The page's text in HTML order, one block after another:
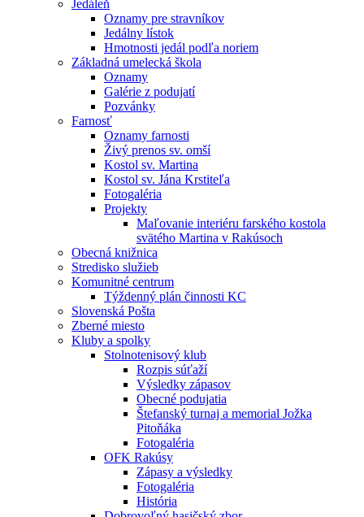
Jedáleň
Oznamy pre stravníkov
Jedálny lístok
Hmotnosti jedál podľa noriem
Základná umelecká škola
Oznamy
Galérie z podujatí
Pozvánky
Farnosť
Oznamy farnosti
Živý prenos sv. omší
Kostol sv. Martina
Kostol sv. Jána Krstiteľa
Fotogaléria
Projekty
Maľovanie interiéru farského kostola
svätého Martina v Rakúsoch
Obecná knižnica
Stredisko služieb
Komunitné centrum
Týždenný plán činnosti KC
Slovenská Pošta
Zberné miesto
Kluby a spolky
Stolnotenisový klub
Rozpis súťaží
Výsledky zápasov
Obecné podujatia
Štefanský turnaj a memorial Jožka
Pitoňáka
Fotogaléria
OFK Rakúsy
Zápasy a výsledky
Fotogaléria
História